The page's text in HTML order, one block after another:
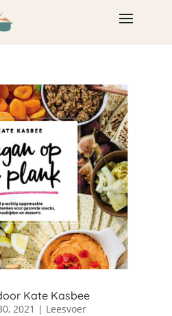
Kate Kasbee
2021 | Leesvoer